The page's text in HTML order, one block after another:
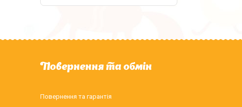
Повернення та обмін
Повернення та гарантія